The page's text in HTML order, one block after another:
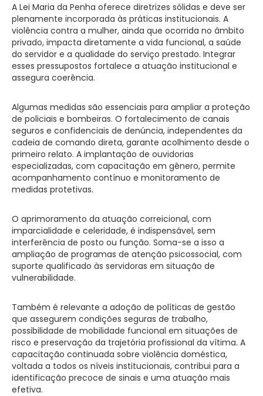
A Lei Maria da Penha oferece diretrizes sólidas e deve ser
plenamente incorporada às práticas institucionais. A
violência contra a mulher, ainda que ocorrida no âmbito
privado, impacta diretamente a vida funcional, a saúde
do servidor e a qualidade do serviço prestado. Integrar
esses pressupostos fortalece a atuação institucional e
assegura coerência.
Algumas medidas são essenciais para ampliar a proteção
de policiais e bombeiras. O fortalecimento de canais
seguros e confidenciais de denúncia, independentes da
cadeia de comando direta, garante acolhimento desde o
primeiro relato. A implantação de ouvidorias
especializadas, com capacitação em gênero, permite
acompanhamento contínuo e monitoramento de
medidas protetivas.
O aprimoramento da atuação correicional, com
imparcialidade e celeridade, é indispensável, sem
interferência de posto ou função. Soma-se a isso a
ampliação de programas de atenção psicossocial, com
suporte qualificado às servidoras em situação de
vulnerabilidade.
Também é relevante a adoção de políticas de gestão
que assegurem condições seguras de trabalho,
possibilidade de mobilidade funcional em situações de
risco e preservação da trajetória profissional da vítima. A
capacitação continuada sobre violência doméstica,
voltada a todos os níveis institucionais, contribui para a
identificação precoce de sinais e uma atuação mais
efetiva.